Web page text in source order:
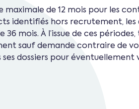
maximale de 12 mois pour les
identifiés hors recrutement, les
mois. À l’issue de ces
sauf demande contraire de
dossiers pour